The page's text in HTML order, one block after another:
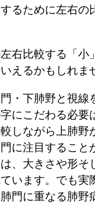
るために左右の
右比較する「小
えるかもしれま
・下肺野と視線
にこだわる必要
しながら上肺野
に注目すること
、大きさや形そ
います。でも実
門に重なる肺野